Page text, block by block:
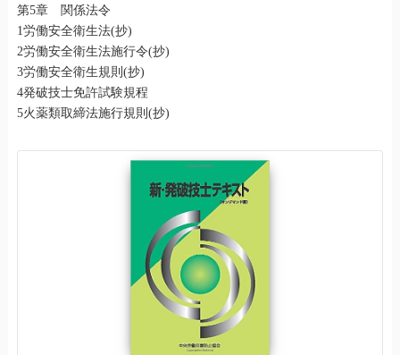
第5章 関係法令
1労働安全衛生法(抄)
2労働安全衛生法施行令(抄)
3労働安全衛生規則(抄)
4発破技士免許試験規程
5火薬類取締法施行規則(抄)